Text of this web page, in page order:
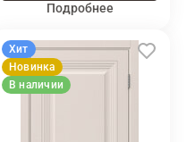
Подробнее
Хит
Новинка
В наличии